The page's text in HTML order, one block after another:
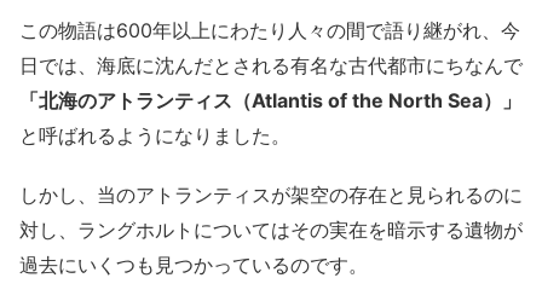
この物語は600年以上にわたり人々の間で語り継がれ、今
日では、海底に沈んだとされる有名な古代都市にちなんで
「北海のアトランティス（Atlantis of the North Sea）」
と呼ばれるようになりました。
しかし、当のアトランティスが架空の存在と見られるのに
対し、ラングホルトについてはその実在を暗示する遺物が
過去にいくつも見つかっているのです。